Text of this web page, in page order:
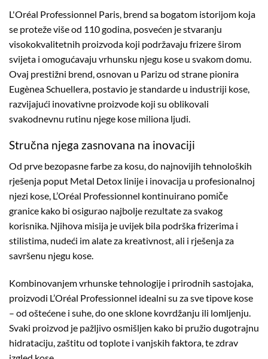
L'Oréal Professionnel Paris, brend sa bogatom istorijom koja
se proteže više od 110 godina, posvećen je stvaranju
visokokvalitetnih proizvoda koji podržavaju frizere širom
svijeta i omogućavaju vrhunsku njegu kose u svakom domu.
Ovaj prestižni brend, osnovan u Parizu od strane pionira
Eugènea Schuellera, postavio je standarde u industriji kose,
razvijajući inovativne proizvode koji su oblikovali
svakodnevnu rutinu njege kose miliona ljudi.
Stručna njega zasnovana na inovaciji
Od prve bezopasne farbe za kosu, do najnovijih tehnoloških
rješenja poput Metal Detox linije i inovacija u profesionalnoj
njezi kose, L’Oréal Professionnel kontinuirano pomiče
granice kako bi osigurao najbolje rezultate za svakog
korisnika. Njihova misija je uvijek bila podrška frizerima i
stilistima, nudeći im alate za kreativnost, ali i rješenja za
savršenu njegu kose.
Kombinovanjem vrhunske tehnologije i prirodnih sastojaka,
proizvodi L’Oréal Professionnel idealni su za sve tipove kose
– od oštećene i suhe, do one sklone kovrdžanju ili lomljenju.
Svaki proizvod je pažljivo osmišljen kako bi pružio dugotrajnu
hidrataciju, zaštitu od toplote i vanjskih faktora, te zdrav